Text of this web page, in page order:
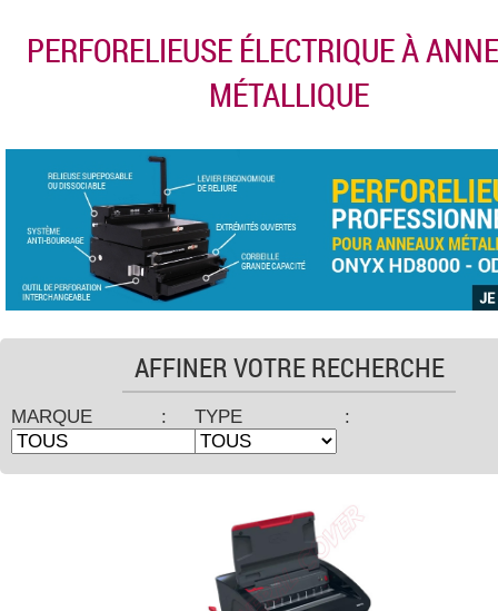
PERFORELIEUSE ÉLECTRIQUE À
MÉTALLIQUE
AFFINER VOTRE RECHERCHE
MARQUE : TYPE :